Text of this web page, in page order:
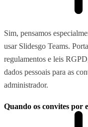
Sim, pensamos
usar Slidesgo Teams.
regulamentos e leis
dados pessoais para as
administrador.
Quando os convites por